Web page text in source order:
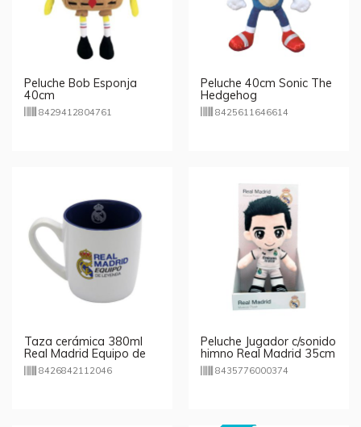
Peluche Bob Esponja
40cm
8429412804761
Peluche 40cm Sonic The
Hedgehog
8425611646614
Taza cerámica 380ml
Real Madrid Equipo de
leyenda
8426842112046
Peluche Jugador c/sonido
himno Real Madrid 35cm
8435776000374